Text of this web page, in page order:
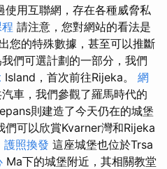
使用互聯網，存在各種威脅私
請注意，您對網站的看法是
您的特殊數據，甚至可以推斷
們可選計劃的一部分，我們
Island，首次前往Rijeka。 網
車，我們參觀了羅馬時代的
則建造了今天仍在的城堡
們可以欣賞Kvarner灣和Rijeka
護照換發 這座城堡也位於Trsa
Ma下的城堡附近，其相關教堂